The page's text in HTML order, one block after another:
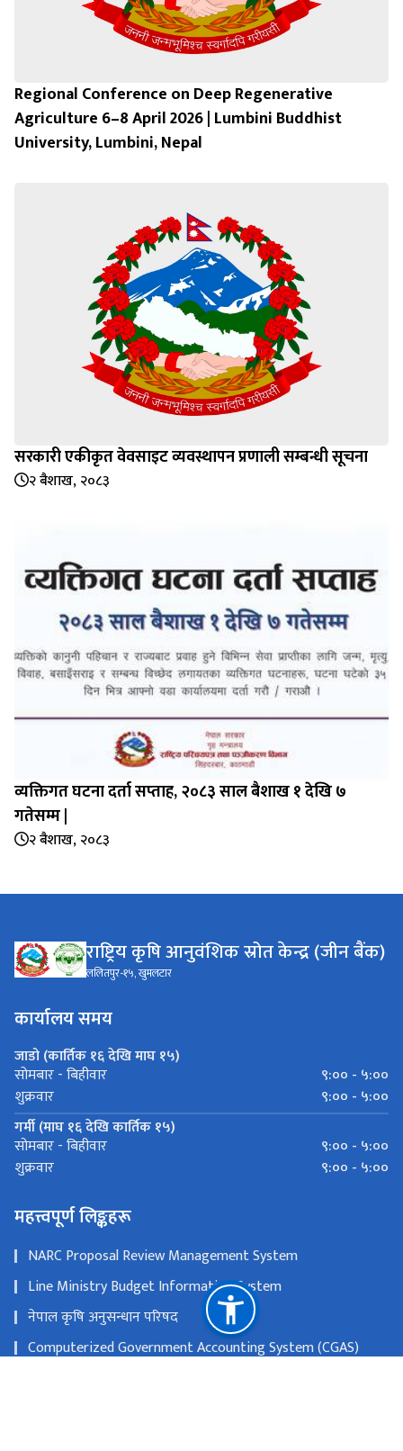
Regional Conference on Deep Regenerative
Agriculture 6–8 April 2026 | Lumbini Buddhist
University, Lumbini, Nepal
सरकारी एकीकृत वेवसाइट व्यवस्थापन प्रणाली सम्बन्धी सूचना
२ बैशाख, २०८३
व्यक्तिगत घटना दर्ता सप्‍ताह, २०८३ साल बैशाख १ देखि ७
गतेसम्म |
२ बैशाख, २०८३
राष्ट्रिय कृषि आनुवंशिक स्रोत केन्द्र (जीन बैंक)
ललितपुर-१५, खुमलटार
कार्यालय समय
जाडो (कार्तिक १६ देखि माघ १५)
सोमबार - बिहीवार
९:०० - ५:००
शुक्रवार
९:०० - ५:००
गर्मी (माघ १६ देखि कार्तिक १५)
सोमबार - बिहीवार
९:०० - ५:००
शुक्रवार
९:०० - ५:००
महत्त्वपूर्ण लिङ्कहरू
NARC Proposal Review Management System
Line Ministry Budget Information System
नेपाल कृषि अनुसन्धान परिषद
Computerized Government Accounting System (CGAS)